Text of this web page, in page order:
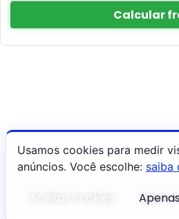
Calcular
Usamos cookies para medir
anúncios. Você escolhe: saiba